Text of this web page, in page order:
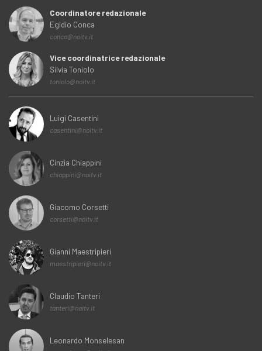
Coordinatore redazionale
Egidio Conca
conca@noitv.it
Vice coordinatrice redazionale
Silvia Toniolo
toniolo@noitv.it
Luigi Casentini
casentini@noitv.it
Cinzia Chiappini
chiappini@noitv.it
Giacomo Corsetti
corsetti@noitv.it
Gianni Maestripieri
maestripieri@noitv.it
Claudio Tanteri
tanteri@noitv.it
Leonardo Monselesan